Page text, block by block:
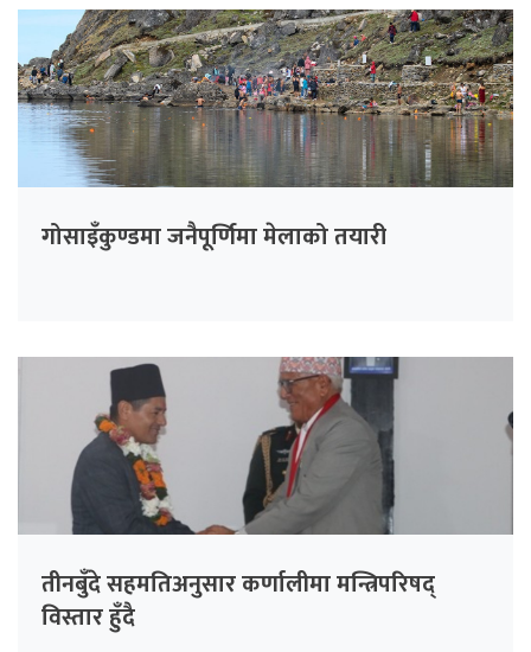
गोसाइँकुण्डमा जनैपूर्णिमा मेलाको तयारी
तीनबुँदे सहमतिअनुसार कर्णालीमा मन्त्रिपरिषद्
विस्तार हुँदै